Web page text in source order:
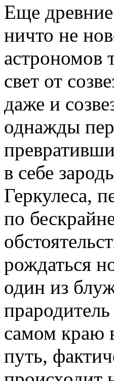
Еще
ничто не
астрономов
свет от
даже и
однажды
в себе
Геркулеса,
по
рождаться
один из
самом краю
путь,